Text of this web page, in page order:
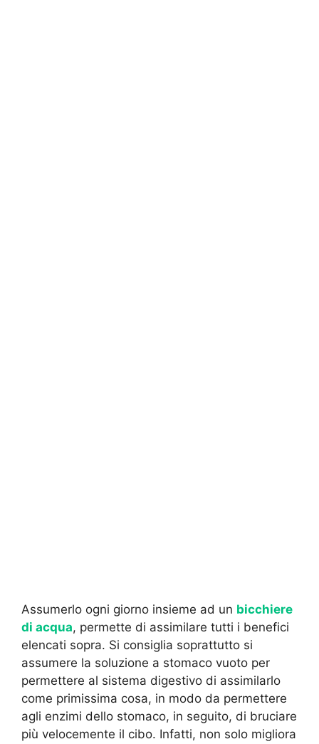
Assumerlo ogni giorno insieme ad un bicchiere
di acqua, permette di assimilare tutti i benefici
elencati sopra. Si consiglia soprattutto si
assumere la soluzione a stomaco vuoto per
permettere al sistema digestivo di assimilarlo
come primissima cosa, in modo da permettere
agli enzimi dello stomaco, in seguito, di bruciare
più velocemente il cibo. Infatti, non solo migliora